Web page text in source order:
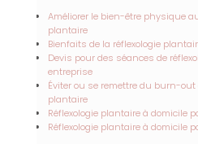
Améliorer le bien-être physique
plantaire
Bienfaits de la réflexologie
Devis pour des séances de
entreprise
Éviter ou se remettre du burn-out
plantaire
Réflexologie plantaire à domicile
Réflexologie plantaire à domicile